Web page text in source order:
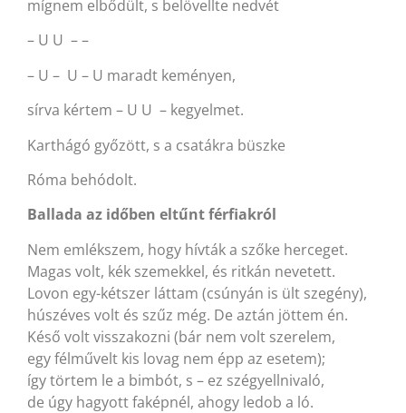
mígnem elbődült, s belövellte nedvét
– U U – –
– U – U – U maradt keményen,
sírva kértem – U U – kegyelmet.
Karthágó győzött, s a csatákra büszke
Róma behódolt.
Ballada az időben eltűnt férfiakról
Nem emlékszem, hogy hívták a szőke herceget.
Magas volt, kék szemekkel, és ritkán nevetett.
Lovon egy-kétszer láttam (csúnyán is ült szegény),
húszéves volt és szűz még. De aztán jöttem én.
Késő volt visszakozni (bár nem volt szerelem,
egy félművelt kis lovag nem épp az esetem);
így törtem le a bimbót, s – ez szégyellnivaló,
de úgy hagyott faképnél, ahogy ledob a ló.